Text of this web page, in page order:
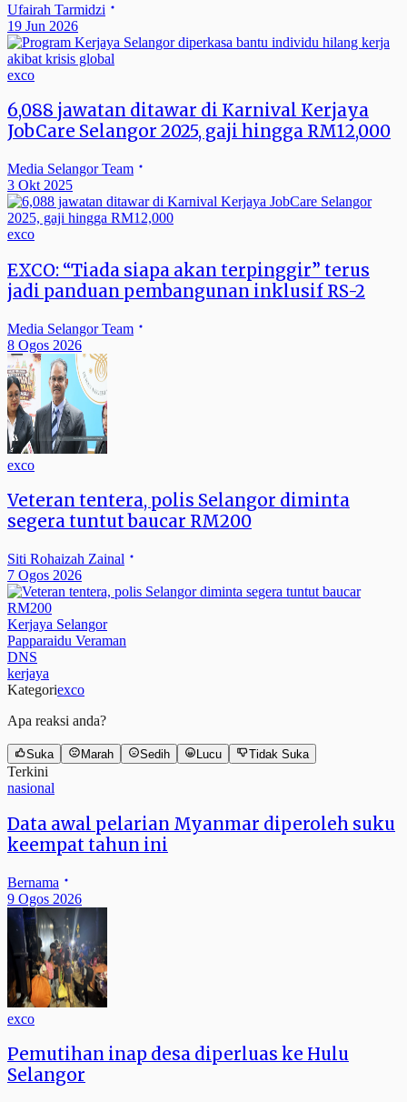
Ufairah Tarmidzi
19 Jun 2026
exco
6,088 jawatan ditawar di Karnival Kerjaya
JobCare Selangor 2025, gaji hingga RM12,000
Media Selangor Team
3 Okt 2025
exco
EXCO: “Tiada siapa akan terpinggir” terus
jadi panduan pembangunan inklusif RS-2
Media Selangor Team
8 Ogos 2026
exco
Veteran tentera, polis Selangor diminta
segera tuntut baucar RM200
Siti Rohaizah Zainal
7 Ogos 2026
Kerjaya Selangor
Papparaidu Veraman
DNS
kerjaya
Kategoriexco
Apa reaksi anda?
Suka Marah Sedih Lucu Tidak Suka
Terkini
nasional
Data awal pelarian Myanmar diperoleh suku
keempat tahun ini
Bernama
9 Ogos 2026
exco
Pemutihan inap desa diperluas ke Hulu
Selangor